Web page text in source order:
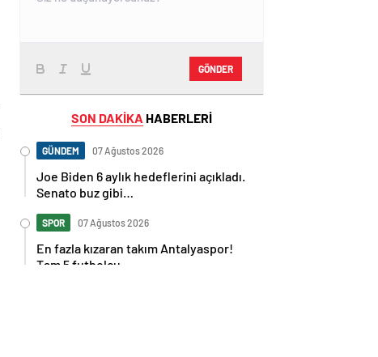
GÖNDER
SON DAKİKA HABERLERİ
GÜNDEM 07 Ağustos 2026
Joe Biden 6 aylık hedeflerini açıkladı.
Senato buz gibi…
SPOR 07 Ağustos 2026
En fazla kızaran takım Antalyaspor!
Tam 5 futbolcu….